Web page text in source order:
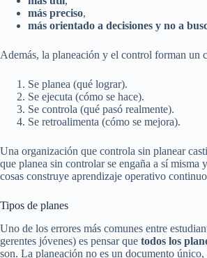
más preciso,
más orientado a decisiones y no a
Además, la planeación y el control forman un
Se planea (qué lograr).
Se ejecuta (cómo se hace).
Se controla (qué pasó realmente).
Se retroalimenta (cómo se mejora).
Una organización que controla sin planear
que planea sin controlar se engaña a sí misma
cosas construye aprendizaje operativo
Tipos de planes
Uno de los errores más comunes entre
gerentes jóvenes) es pensar que todos los
son. La planeación no es un documento